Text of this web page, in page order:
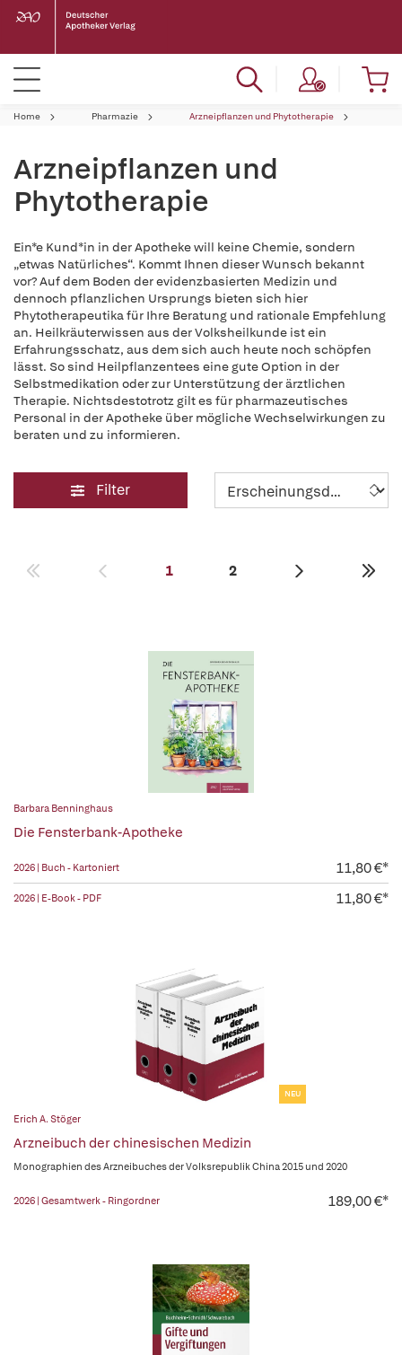
Home Pharmazie Arzneipflanzen und Phytotherapie
Arzneipflanzen und
Phytotherapie
Ein*e Kund*in in der Apotheke will keine Chemie, sondern
„etwas Natürliches“. Kommt Ihnen dieser Wunsch bekannt
vor? Auf dem Boden der evidenzbasierten Medizin und
dennoch pflanzlichen Ursprungs bieten sich hier
Phytotherapeutika für Ihre Beratung und rationale Empfehlung
an. Heilkräuterwissen aus der Volksheilkunde ist ein
Erfahrungsschatz, aus dem sich auch heute noch schöpfen
lässt. So sind Heilpflanzentees eine gute Option in der
Selbstmedikation oder zur Unterstützung der ärztlichen
Therapie. Nichtsdestotrotz gilt es für pharmazeutisches
Personal in der Apotheke über mögliche Wechselwirkungen zu
beraten und zu informieren.
Filter
1 2
Barbara Benninghaus
Die Fensterbank-Apotheke
2026 | Buch - Kartoniert 11,80 €*
2026 | E-Book - PDF 11,80 €*
NEU
Erich A. Stöger
Arzneibuch der chinesischen Medizin
Monographien des Arzneibuches der Volksrepublik China 2015 und 2020
2026 | Gesamtwerk - Ringordner 189,00 €*